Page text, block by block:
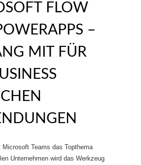
FLOW
–
MIT FÜR
Microsoft Teams das Topthema
Unternehmen wird das Werkzeug